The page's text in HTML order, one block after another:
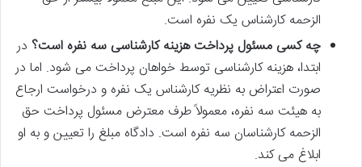
الزحمه کارشناس یک نفره است.
چه کسی مسئول پرداخت هزینه کارشناسی سه نفره است؟ در
ابتدا، هزینه کارشناسی توسط خواهان پرداخت می شود. اما در
صورت اعتراض به نظریه کارشناس یک نفره و درخواست ارجاع
به هیئت سه نفره، معمولاً طرف معترض مسئول پرداخت حق
الزحمه کارشناسان سه نفره است. دادگاه مبلغ را تعیین و به او
ابلاغ می کند.